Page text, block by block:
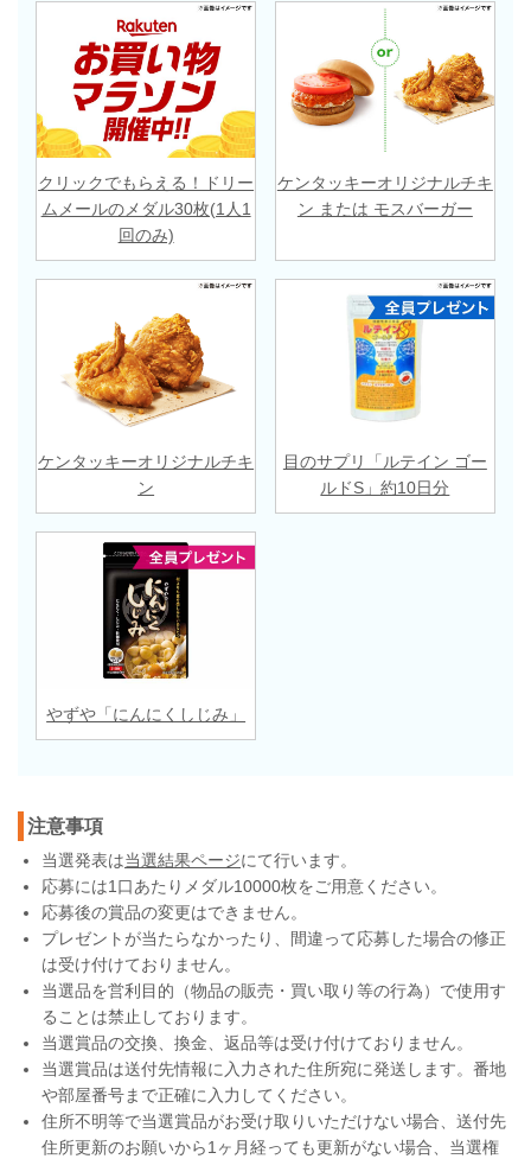
クリックでもらえる！ドリー
ムメールのメダル30枚(1人1
回のみ)
ケンタッキーオリジナルチキ
ン または モスバーガー
ケンタッキーオリジナルチキ
ン
目のサプリ「ルテイン ゴー
ルドS」約10日分
やずや「にんにくしじみ」
注意事項
当選発表は当選結果ページにて行います。
応募には1口あたりメダル10000枚をご用意ください。
応募後の賞品の変更はできません。
プレゼントが当たらなかったり、間違って応募した場合の修正
は受け付けておりません。
当選品を営利目的（物品の販売・買い取り等の行為）で使用す
ることは禁止しております。
当選賞品の交換、換金、返品等は受け付けておりません。
当選賞品は送付先情報に入力された住所宛に発送します。番地
や部屋番号まで正確に入力してください。
住所不明等で当選賞品がお受け取りいただけない場合、送付先
住所更新のお願いから1ヶ月経っても更新がない場合、当選権